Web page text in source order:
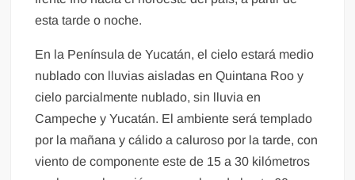
esta tarde o noche.
En la Península de Yucatán, el cielo estará medio
nublado con lluvias aisladas en Quintana Roo y
cielo parcialmente nublado, sin lluvia en
Campeche y Yucatán. El ambiente será templado
por la mañana y cálido a caluroso por la tarde, con
viento de componente este de 15 a 30 kilómetros